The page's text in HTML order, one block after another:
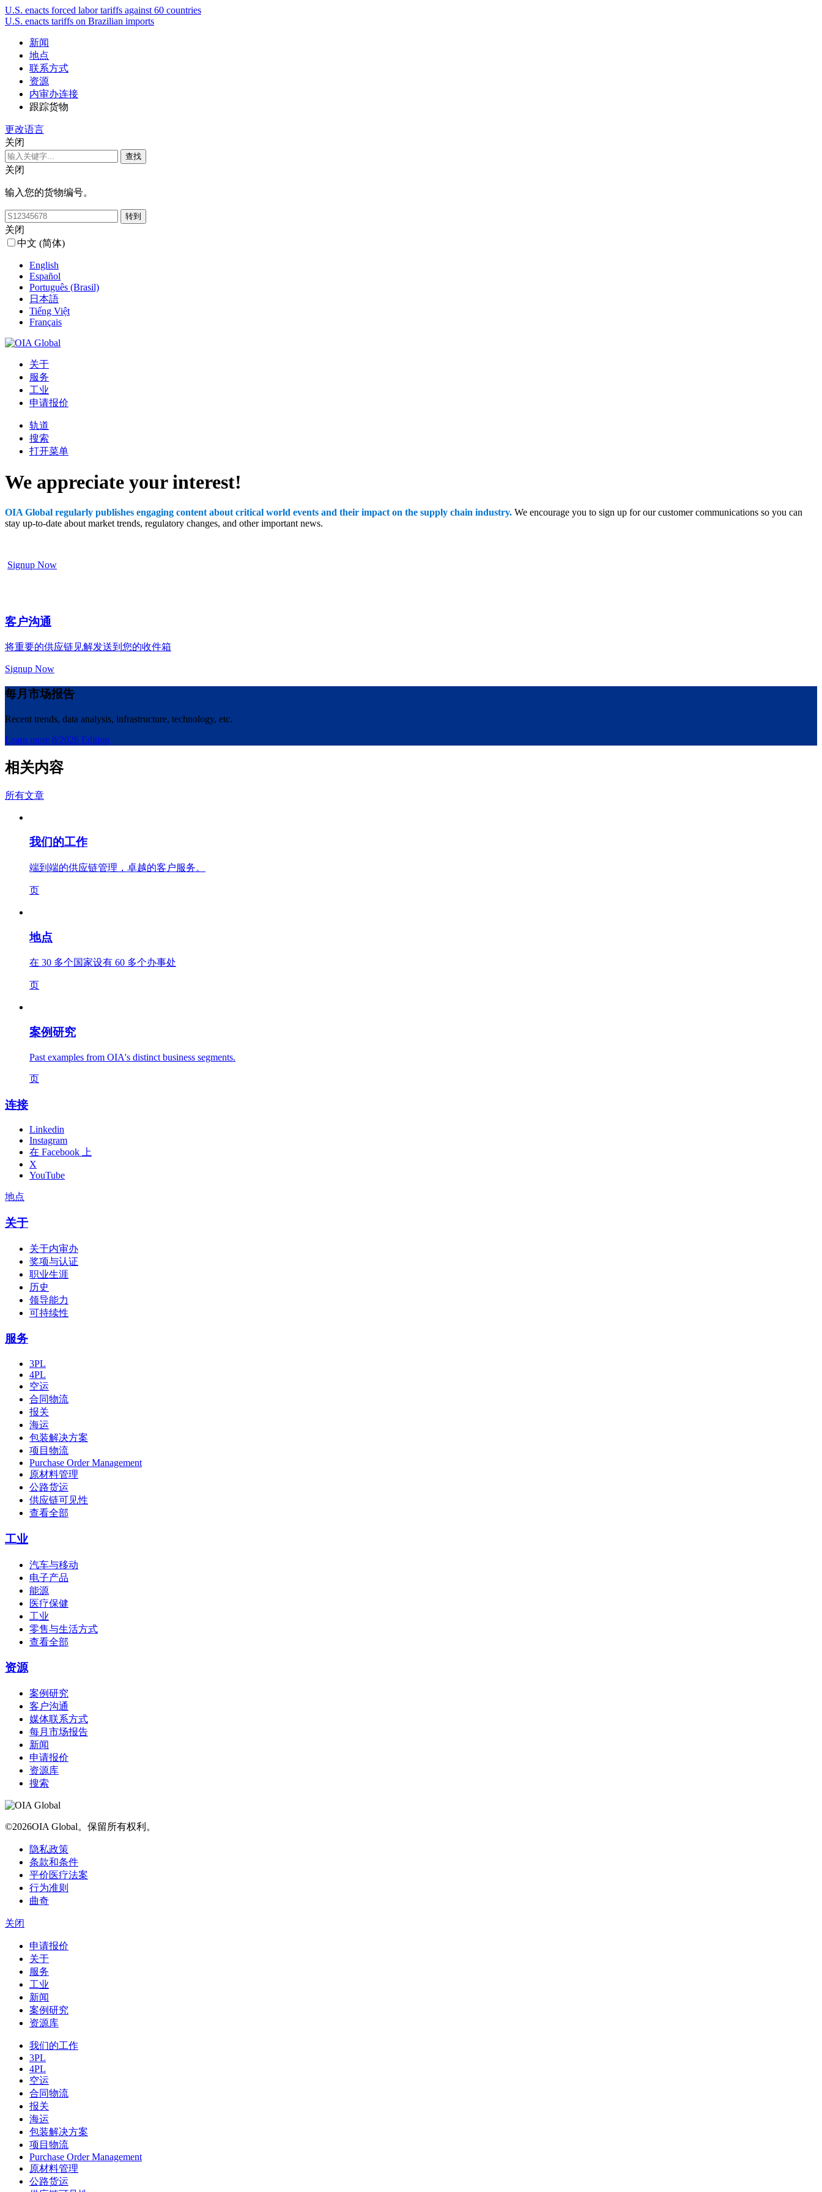
U.S. enacts forced labor tariffs against 60 countries
U.S. enacts tariffs on Brazilian imports
新闻
地点
联系方式
资源
内审办连接
跟踪货物
更改语言
关闭
关闭
输入您的货物编号。
关闭
中文 (简体)
English
Español
Português (Brasil)
日本語
Tiếng Việt
Français
关于
服务
工业
申请报价
轨道
搜索
打开菜单
We appreciate your interest!
OIA Global regularly publishes engaging content about critical world events and their impact on the supply chain industry. We encourage you to sign up for our customer communications so you can
stay up-to-date about market trends, regulatory changes, and other important news.
Signup Now
客户沟通
将重要的供应链见解发送到您的收件箱
Signup Now
每月市场报告
Recent trends, data analysis, infrastructure, technology, etc.
Learn more 8/2026 Edition
相关内容
所有文章
我们的工作
端到端的供应链管理，卓越的客户服务。
页
地点
在 30 多个国家设有 60 多个办事处
页
案例研究
Past examples from OIA's distinct business segments.
页
连接
Linkedin
Instagram
在 Facebook 上
X
YouTube
地点
关于
关于内审办
奖项与认证
职业生涯
历史
领导能力
可持续性
服务
3PL
4PL
空运
合同物流
报关
海运
包装解决方案
项目物流
Purchase Order Management
原材料管理
公路货运
供应链可见性
查看全部
工业
汽车与移动
电子产品
能源
医疗保健
工业
零售与生活方式
查看全部
资源
案例研究
客户沟通
媒体联系方式
每月市场报告
新闻
申请报价
资源库
搜索
©2026OIA Global。保留所有权利。
隐私政策
条款和条件
平价医疗法案
行为准则
曲奇
关闭
申请报价
关于
服务
工业
新闻
案例研究
资源库
我们的工作
3PL
4PL
空运
合同物流
报关
海运
包装解决方案
项目物流
Purchase Order Management
原材料管理
公路货运